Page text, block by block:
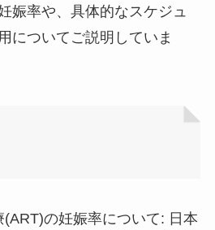
娠率や、具体的なスケジュ
についてご説明していま
の妊娠率について: 日本